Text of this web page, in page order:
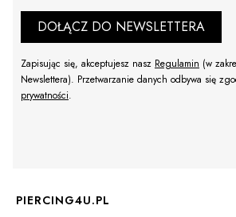
DOŁĄCZ DO NEWSLETTERA
Zapisując się, akceptujesz nasz Regulamin (w
Newslettera). Przetwarzanie danych odbywa się
prywatności.
Linki w stopce
PIERCING4U.PL